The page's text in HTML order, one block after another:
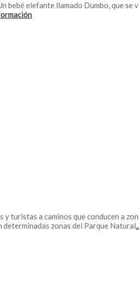
bebé elefante llamado Dumbo, que
turistas a caminos que conducen a
zonas del Parque Natural